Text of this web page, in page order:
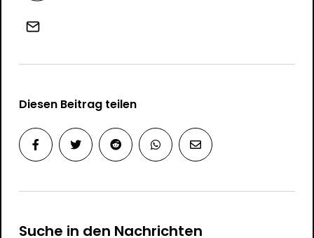
Diesen Beitrag teilen
Suche in den Nachrichten